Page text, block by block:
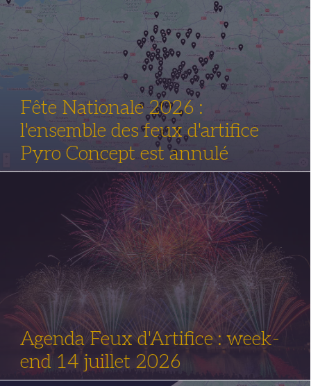
Fête Nationale 2026 :
l'ensemble des feux d'artifice
Pyro Concept est annulé
Agenda Feux d'Artifice : week-
end 14 juillet 2026